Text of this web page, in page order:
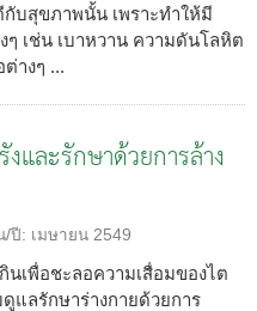
บสุขภาพนั้น เพราะทำให้มี
ๆ เช่น เบาหวาน ความดันโลหิต
างๆ ...
งและรักษาด้วยการล้าง
/ปี: เมษายน 2549
นเพื่อชะลอความเสื่อมของไต
แลรักษาร่างกายด้วยการ